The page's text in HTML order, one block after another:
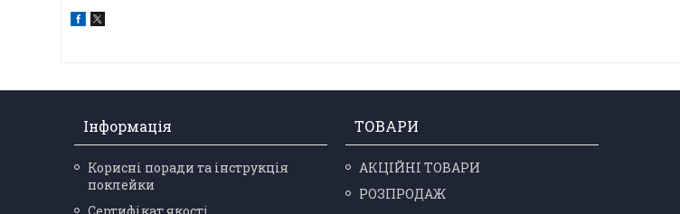
Інформація
Корисні поради та інструкція
поклейки
ТОВАРИ
АКЦІЙНІ ТОВАРИ
РОЗПРОДАЖ